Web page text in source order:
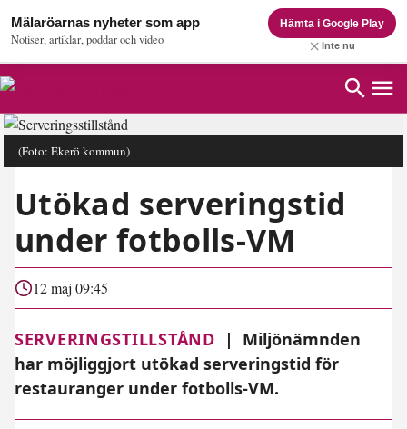
Mälaröarnas nyheter som app
Notiser, artiklar, poddar och video
Hämta i Google Play
Inte nu
(Foto: Ekerö kommun)
Utökad serveringstid
under fotbolls-VM
12 maj 09:45
SERVERINGSTILLSTÅND |
Miljönämnden
har möjliggjort utökad serveringstid för
restauranger under fotbolls-VM.